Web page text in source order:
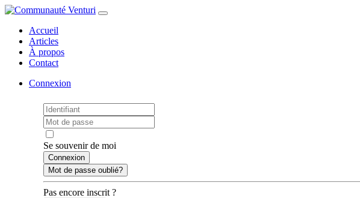
Accueil
Articles
À propos
Contact
Connexion
Se souvenir de moi
Mot de passe oublié?
Pas encore inscrit ?